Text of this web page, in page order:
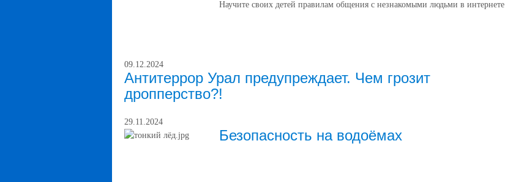
Научите своих детей правилам общения с незнакомыми людьми в интернете
09.12.2024
Антитеррор Урал предупреждает. Чем грозит
дропперство?!
29.11.2024
Безопасность на водоёмах